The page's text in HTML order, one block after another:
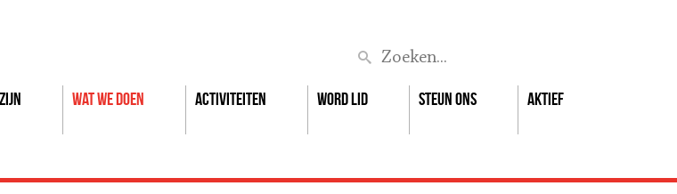
Wat we doen Activiteiten Word lid Steun ons Aktief